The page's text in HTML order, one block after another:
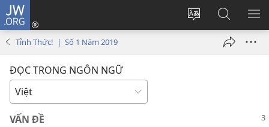
JW.ORG
Thay
Đăng
nhập
Tìm
kiếm
JW.ORG
Tỉnh Thức! | Số 1 Năm 2019
ĐỌC TRONG NGÔN NGỮ
VẤN ĐỀ